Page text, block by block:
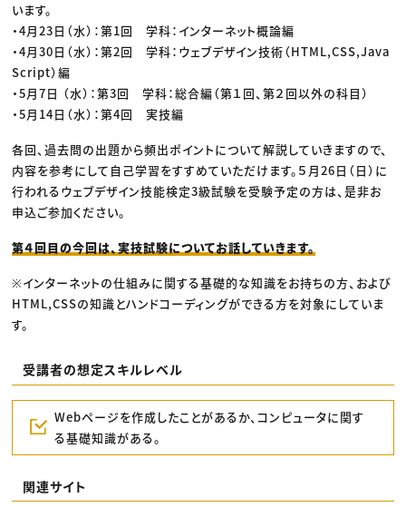
います。
・4月23日（水）：第1回 学科：インターネット概論編
・4月30日（水）：第2回 学科：ウェブデザイン技術（HTML,CSS,Java
Script）編
・5月7日 （水）：第3回 学科：総合編（第１回、第２回以外の科目）
・5月14日（水）：第4回 実技編
各回、過去問の出題から頻出ポイントについて解説していきますので、
内容を参考にして自己学習をすすめていただけます。５月26日（日）に
行われるウェブデザイン技能検定3級試験を受験予定の方は、是非お
申込ご参加ください。
第４回目の今回は、実技試験についてお話していきます。
※インターネットの仕組みに関する基礎的な知識をお持ちの方、および
HTML,CSSの知識とハンドコーディングができる方を対象にしていま
す。
受講者の想定スキルレベル
Webページを作成したことがあるか、コンピュータに関す
る基礎知識がある。
関連サイト